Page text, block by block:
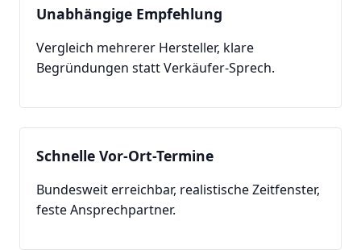
Unabhängige Empfehlung
Vergleich mehrerer Hersteller, klare
Begründungen statt Verkäufer-Sprech.
Schnelle Vor-Ort-Termine
Bundesweit erreichbar, realistische Zeitfenster,
feste Ansprechpartner.